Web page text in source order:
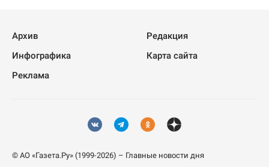
Архив
Редакция
Инфографика
Карта сайта
Реклама
© АО «Газета.Ру» (1999-2026) – Главные новости дня